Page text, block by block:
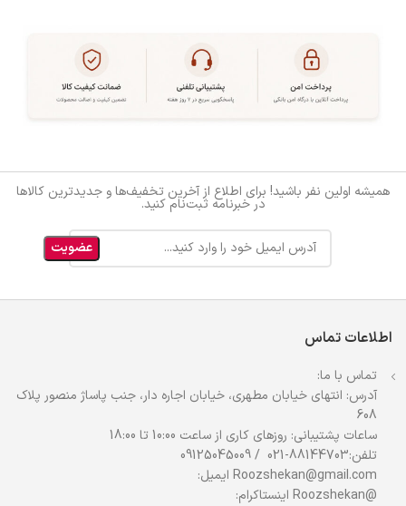
همیشه اولین نفر باشید! برای اطلاع از آخرین تخفیف‌ها و جدیدترین کالاها
در خبرنامه ثبت‌نام کنید.
اطلاعات تماس
تماس با ما:
آدرس: انتهای خیابان مطهری، خیابان اجاره دار، جنب پاساژ منصور پلاک
608
ساعات پشتیبانی: روزهای کاری از ساعت 10:00 تا 18:00
تلفن:88144703-021 / 09125045009
Roozshekan@gmail.com ایمیل:
@Roozshekan اینستاکرام: